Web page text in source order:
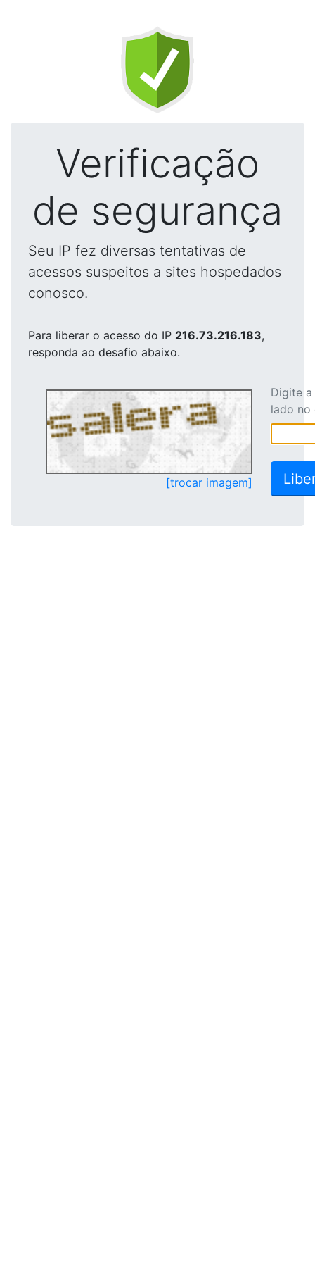
Verificação
de segurança
Seu IP fez diversas tentativas de
acessos suspeitos a sites hospedados
conosco.
Para liberar o acesso do IP 216.73.216.183,
responda ao desafio abaixo.
[trocar imagem]
Digite
lado no